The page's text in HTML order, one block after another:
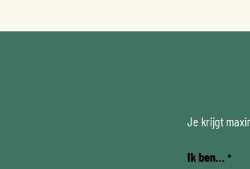
Je krijgt
Ik ben... *